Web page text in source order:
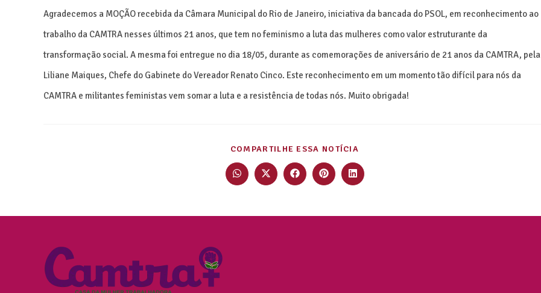
Agradecemos a MOÇÃO recebida da Câmara Municipal do Rio de Janeiro, iniciativa da bancada do PSOL, em reconhecimento ao
trabalho da CAMTRA nesses últimos 21 anos, que tem no feminismo a luta das mulheres como valor estruturante da
transformação social. A mesma foi entregue no dia 18/05, durante as comemorações de aniversário de 21 anos da CAMTRA, pela
Liliane Maiques, Chefe do Gabinete do Vereador Renato Cinco. Este reconhecimento em um momento tão difícil para nós da
CAMTRA e militantes feministas vem somar a luta e a resistência de todas nós. Muito obrigada!
COMPARTILHE ESSA NOTÍCIA